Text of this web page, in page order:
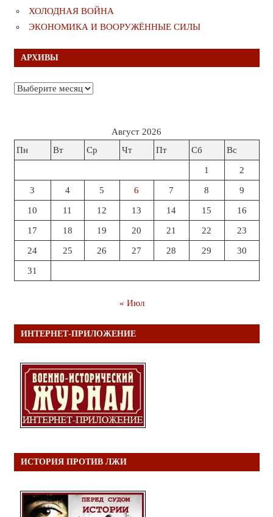
ХОЛОДНАЯ ВОЙНА
ЭКОНОМИКА И ВООРУЖЁННЫЕ СИЛЫ
АРХИВЫ
Архивы
Август 2026
Пн
Вт Ср Чт Пт Сб Вс
1 2
3 4 5 6 7 8 9
10 11 12 13 14 15 16
17 18 19 20 21 22 23
24 25 26 27 28 29 30
31
« Июл
ИНТЕРНЕТ-ПРИЛОЖЕНИЕ
ИСТОРИЯ ПРОТИВ ЛЖИ